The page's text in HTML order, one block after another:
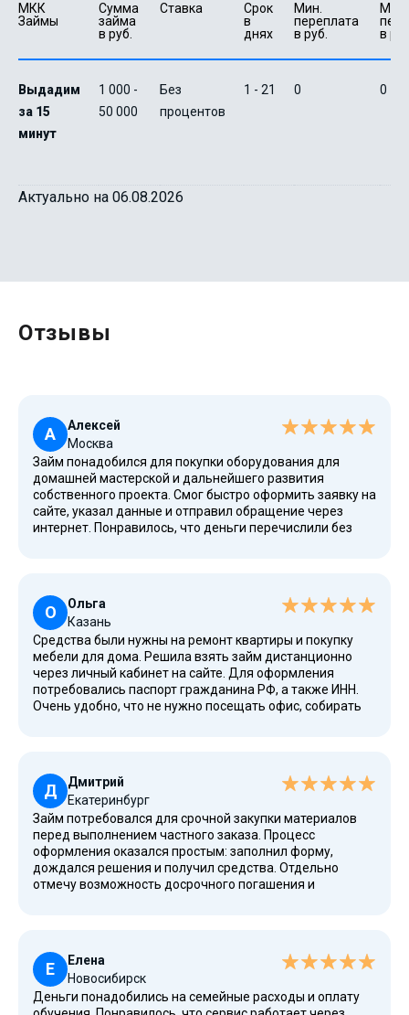
МКК
Займы
Сумма
займа
в руб.
Ставка
Срок
в
днях
Мин.
переплата
в руб.
в
Выдадим
за 15
минут
1 000 -
50 000
Без
процентов
1 - 21 0 0
Актуально на 06.08.2026
Отзывы
А
Алексей
Москва
Займ понадобился для покупки оборудования для
домашней мастерской и дальнейшего развития
собственного проекта. Смог быстро оформить заявку на
сайте, указал данные и отправил обращение через
интернет. Понравилось, что деньги перечислили без
О
Ольга
Казань
Средства были нужны на ремонт квартиры и покупку
мебели для дома. Решила взять займ дистанционно
через личный кабинет на сайте. Для оформления
потребовались паспорт гражданина РФ, а также ИНН.
Очень удобно, что не нужно посещать офис, собирать
Д
Дмитрий
Екатеринбург
Займ потребовался для срочной закупки материалов
перед выполнением частного заказа. Процесс
оформления оказался простым: заполнил форму,
дождался решения и получил средства. Отдельно
отмечу возможность досрочного погашения и
Е
Елена
Новосибирск
Деньги понадобились на семейные расходы и оплату